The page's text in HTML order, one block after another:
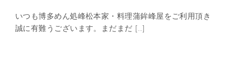
いつも博多めん処峰松本家・料理蒲鉾峰屋をご利用頂き
誠に有難うございます。まだまだ […]